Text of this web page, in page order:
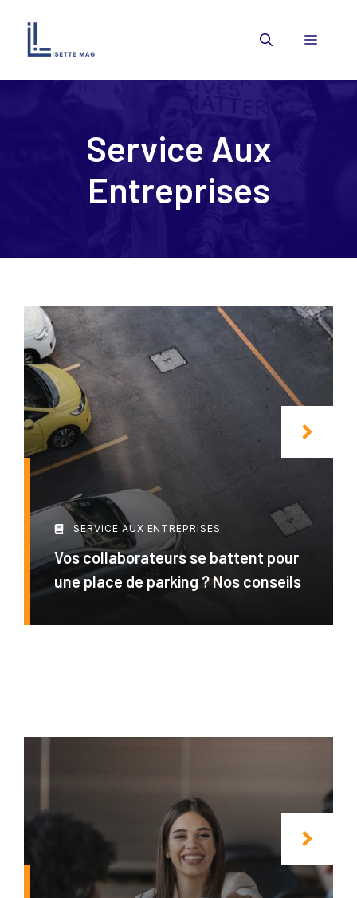
contenu
Menu
Service Aux
Entreprises
SERVICE AUX ENTREPRISES
Vos collaborateurs se battent pour
une place de parking ? Nos conseils